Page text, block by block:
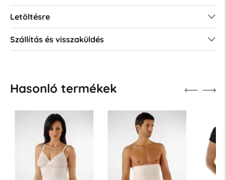
Letöltésre
Szállítás és visszaküldés
Hasonló termékek